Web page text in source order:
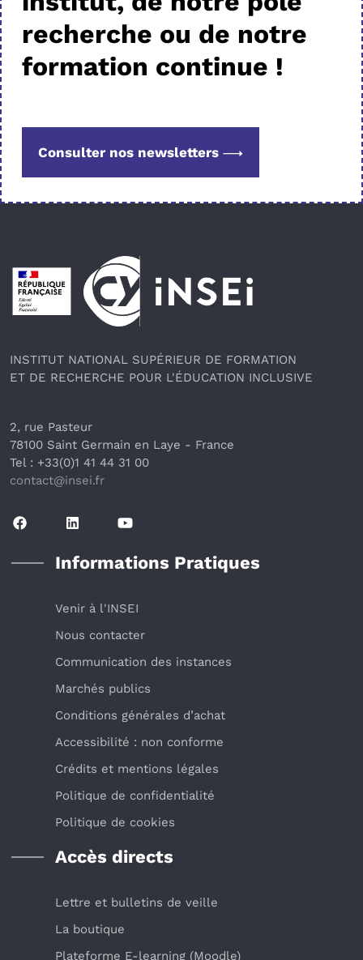
recherche ou de notre
formation continue !
Consulter nos newsletters
Pied de page
INSTITUT NATIONAL SUPÉRIEUR DE FORMATION
ET DE RECHERCHE POUR L'ÉDUCATION INCLUSIVE
2, rue Pasteur
78100 Saint Germain en Laye - France
Tel : +33(0)1 41 44 31 00
contact@insei.fr
Informations Pratiques
Venir à l'INSEI
Nous contacter
Communication des instances
Marchés publics
Conditions générales d’achat
Accessibilité : non conforme
Crédits et mentions légales
Politique de confidentialité
Politique de cookies
Accès directs
Lettre et bulletins de veille
La boutique
Plateforme E-learning (Moodle)